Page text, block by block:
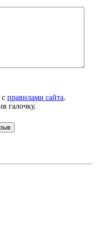
с правилами сайта.
галочку.